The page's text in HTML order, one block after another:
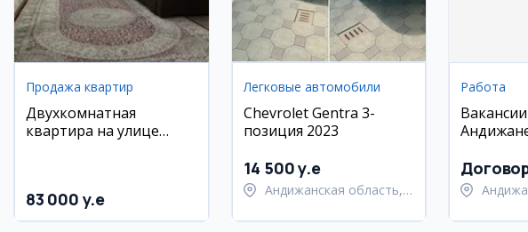
Продажа квартир
Двухкомнатная
квартира на улице
83 000 y.e
Легковые автомобили
Chevrolet Gentra 3-
позиция 2023
14 500 y.e
Андижанская область,
Работа